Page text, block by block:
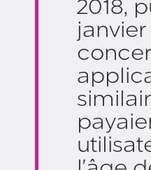
2018,
janvier